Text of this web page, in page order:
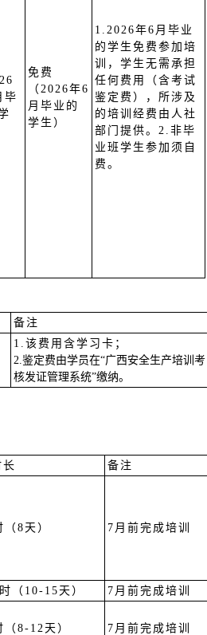
毕
免费
（2026年6
月毕业的
学生）
1.2026年6月毕业
的学生免费参加培
训，学生无需承担
任何费用（含考试
鉴定费），所涉及
的培训经费由人社
部门提供。2.非毕
业班学生参加须自
费。
备注
1.该费用含学习卡；
2.鉴定费由学员在“广西安全生产培训考
核发证管理系统”缴纳。
长 备注
8天） 7月前完成培训
（10-15天） 7月前完成培训
（8-12天） 7月前完成培训